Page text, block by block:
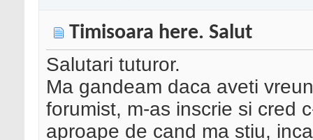
Timisoara here. Salut
Salutari tuturor.
Ma gandeam daca aveti
forumist, m-as inscrie si cred
aproape de cand ma stiu,